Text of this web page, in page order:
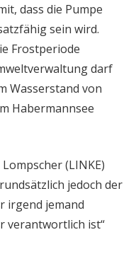
dass die Pumpe
sein wird.
Frostperiode
darf
Wasserstand von
Habermannsee
(LINKE)
jedoch der
irgend jemand
verantwortlich ist“